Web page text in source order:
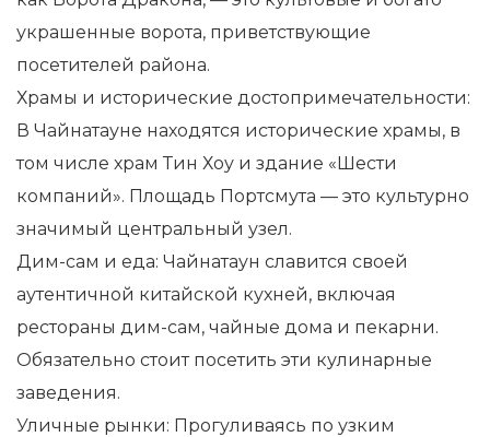
украшенные ворота, приветствующие
посетителей района.
Храмы и исторические достопримечательности:
В Чайнатауне находятся исторические храмы, в
том числе храм Тин Хоу и здание «Шести
компаний». Площадь Портсмута — это культурно
значимый центральный узел.
Дим-сам и еда: Чайнатаун ​​славится своей
аутентичной китайской кухней, включая
рестораны дим-сам, чайные дома и пекарни.
Обязательно стоит посетить эти кулинарные
заведения.
Уличные рынки: Прогуливаясь по узким